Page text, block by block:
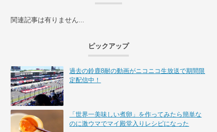
関連記事は有りません...
ピックアップ
過去の鈴鹿8耐の動画がニコニコ生放送で期間限
定配信中！
「世界一美味しい煮卵」を作ってみたら簡単な
のに激ウマでマイ殿堂入りレシピになった